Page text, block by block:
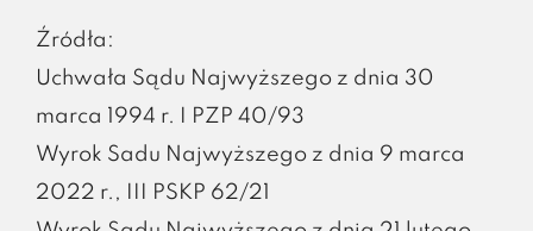
Źródła:
Uchwała Sądu Najwyższego z dnia 30
marca 1994 r. I PZP 40/93
Wyrok Sadu Najwyższego z dnia 9 marca
2022 r., III PSKP 62/21